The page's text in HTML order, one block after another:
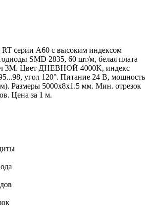
RT серии A60 с высоким индексом
SMD 2835, 60 шт/м, белая плата
3М. Цвет ДНЕВНОЙ 4000K, индекс
угол 120°. Питание 24 В, мощность
Размеры 5000х8х1.5 мм. Мин. отрезок
Цена за 1 м.